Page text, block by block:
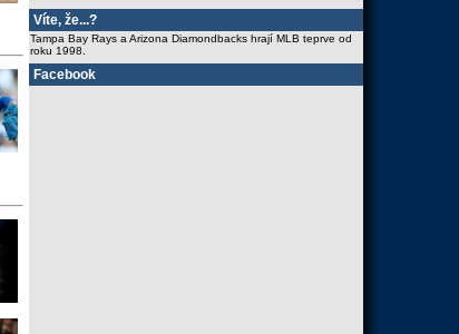
Víte, že...?
Tampa Bay Rays a Arizona Diamondbacks hrají MLB teprve od
roku 1998.
Facebook